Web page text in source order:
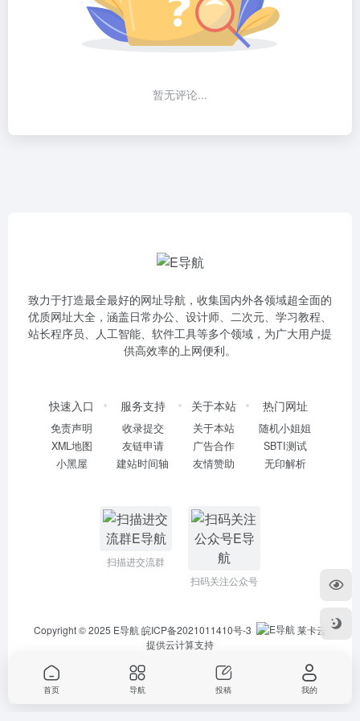
暂无评论...
致力于打造最全最好的网址导航，收集国内外各领域超全面的
优质网址大全，涵盖日常办公、设计师、二次元、学习教程、
站长程序员、人工智能、软件工具等多个领域，为广大用户提
供高效率的上网便利。
快速入口
免责声明
XML地图
小黑屋
服务支持
收录提交
友链申请
建站时间轴
关于本站
关于本站
广告合作
友情赞助
热门网址
随机小姐姐
SBTI测试
无印解析
扫描进交流群
扫码关注公众号
Copyright © 2025 E导航皖ICP备2021011410号-3
莱卡云
提供云计算支持
首页 导航 投稿 我的